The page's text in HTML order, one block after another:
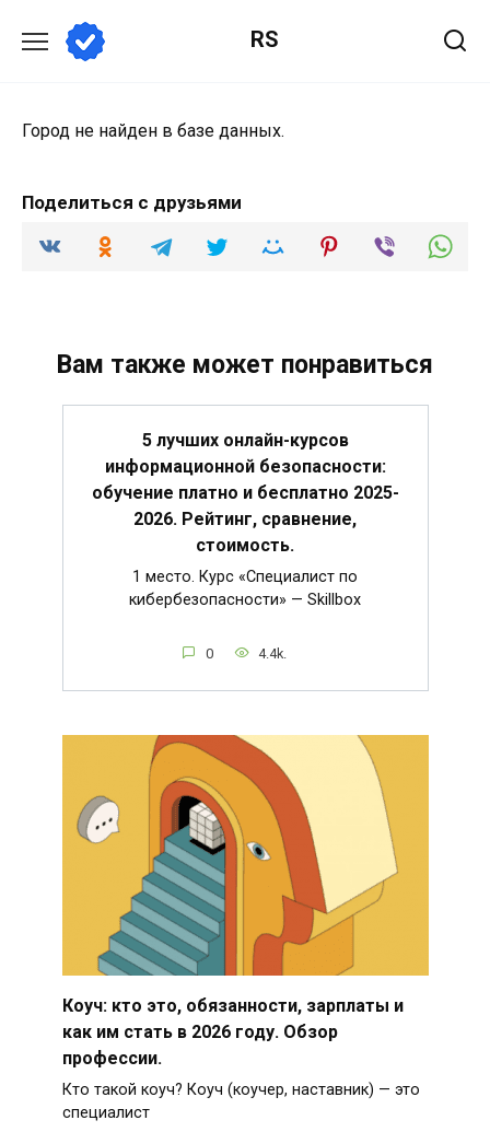
содержанию
RS
Город не найден в базе данных.
Поделиться с друзьями
Вам также может понравиться
5 лучших онлайн-курсов
информационной безопасности:
обучение платно и бесплатно 2025-
2026. Рейтинг, сравнение,
стоимость.
1 место. Курс «Специалист по
кибербезопасности» — Skillbox
0 4.4k.
Коуч: кто это, обязанности, зарплаты и
как им стать в 2026 году. Обзор
профессии.
Кто такой коуч? Коуч (коучер, наставник) — это
специалист